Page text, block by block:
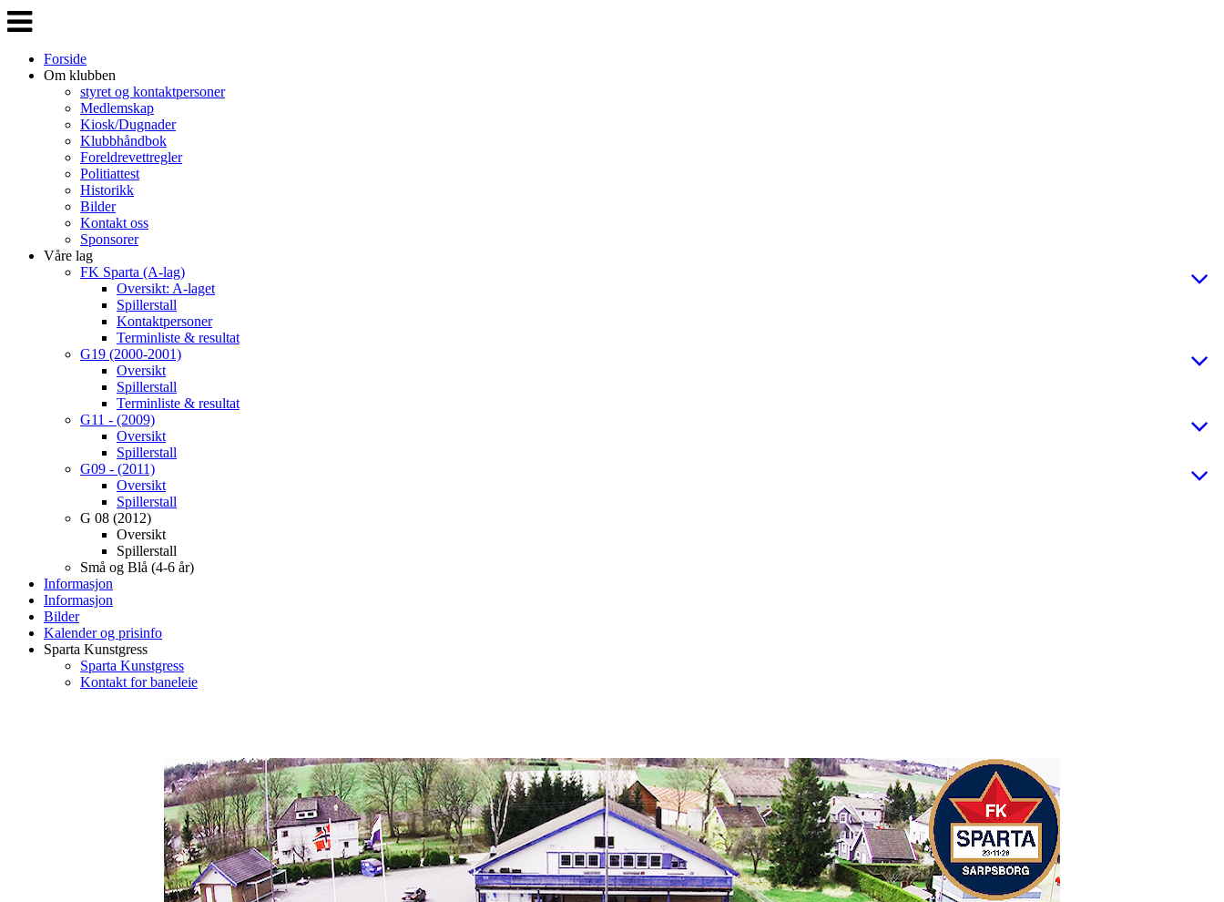
Veksle
navigasjon
Forside
Om klubben
styret og kontaktpersoner
Medlemskap
Kiosk/Dugnader
Klubbhåndbok
Foreldrevettregler
Politiattest
Historikk
Bilder
Kontakt oss
Sponsorer
Våre lag
FK Sparta (A-lag)
Oversikt: A-laget
Spillerstall
Kontaktpersoner
Terminliste & resultat
G19 (2000-2001)
Oversikt
Spillerstall
Terminliste & resultat
G11 - (2009)
Oversikt
Spillerstall
G09 - (2011)
Oversikt
Spillerstall
G 08 (2012)
Oversikt
Spillerstall
Små og Blå (4-6 år)
Informasjon
Informasjon
Bilder
Kalender og prisinfo
Sparta Kunstgress
Sparta Kunstgress
Kontakt for baneleie